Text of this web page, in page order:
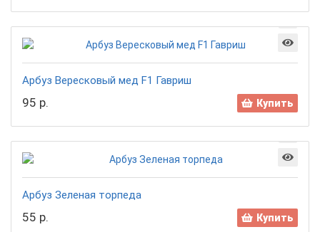
Арбуз Вересковый мед F1 Гавриш
95 р. Купить
Арбуз Зеленая торпеда
55 р. Купить